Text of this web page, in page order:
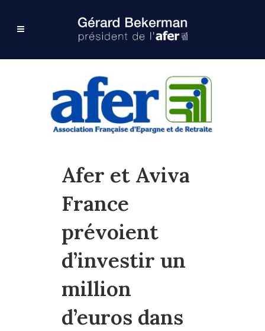
Afer et Aviva
France
prévoient
d’investir un
million
d’euros dans